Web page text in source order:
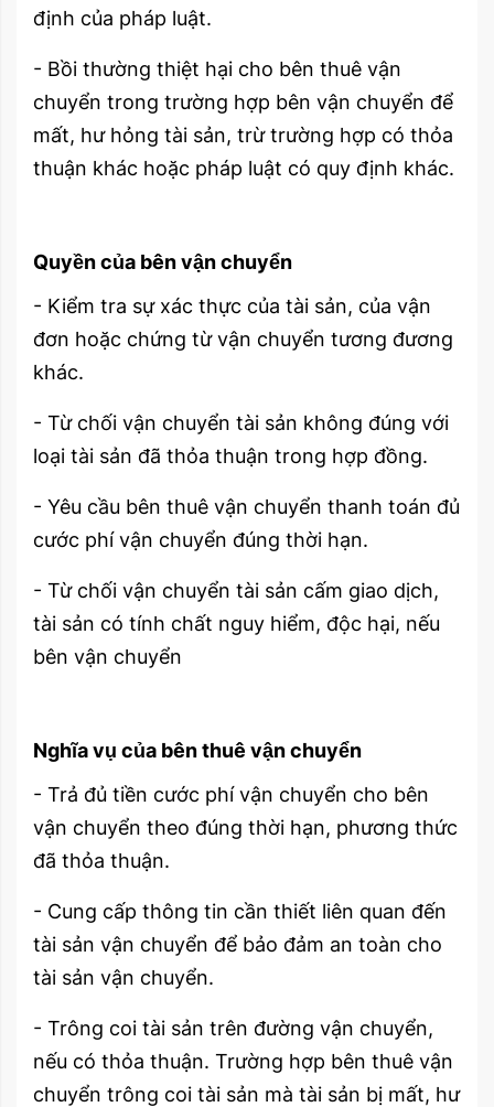
định của pháp luật.
- Bồi thường thiệt hại cho bên thuê vận
chuyển trong trường hợp bên vận chuyển để
mất, hư hỏng tài sản, trừ trường hợp có thỏa
thuận khác hoặc pháp luật có quy định khác.
Quyền của bên vận chuyển
- Kiểm tra sự xác thực của tài sản, của vận
đơn hoặc chứng từ vận chuyển tương đương
khác.
- Từ chối vận chuyển tài sản không đúng với
loại tài sản đã thỏa thuận trong hợp đồng.
- Yêu cầu bên thuê vận chuyển thanh toán đủ
cước phí vận chuyển đúng thời hạn.
- Từ chối vận chuyển tài sản cấm giao dịch,
tài sản có tính chất nguy hiểm, độc hại, nếu
bên vận chuyển
Nghĩa vụ của bên thuê vận chuyển
- Trả đủ tiền cước phí vận chuyển cho bên
vận chuyển theo đúng thời hạn, phương thức
đã thỏa thuận.
- Cung cấp thông tin cần thiết liên quan đến
tài sản vận chuyển để bảo đảm an toàn cho
tài sản vận chuyển.
- Trông coi tài sản trên đường vận chuyển,
nếu có thỏa thuận. Trường hợp bên thuê vận
chuyển trông coi tài sản mà tài sản bị mất, hư